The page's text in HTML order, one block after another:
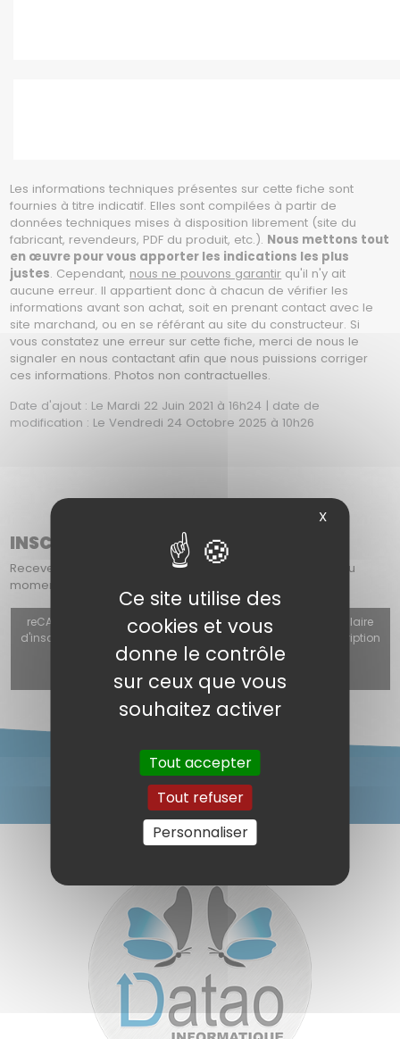
Les informations techniques présentes sur cette fiche sont
fournies à titre indicatif. Elles sont compilées à partir de
données techniques mises à disposition librement (site du
fabricant, revendeurs, PDF du produit, etc.). Nous mettons tout
en œuvre pour vous apporter les indications les plus
justes. Cependant, nous ne pouvons garantir qu'il n'y ait
aucune erreur. Il appartient donc à chacun de vérifier les
informations avant son achat, soit en prenant contact avec le
site marchand, ou en se référant au site du constructeur. Si
vous constatez une erreur sur cette fiche, merci de nous le
signaler en nous contactant afin que nous puissions corriger
ces informations. Photos non contractuelles.
Date d'ajout : Le Mardi 22 Juin 2021 à 16h24 | date de
modification : Le Vendredi 24 Octobre 2025 à 10h26
INSCRIPTION À NOTRE NEWSLETTER
Recevez chaque mois dans votre boîte mail : les offres du
moment, les nouveautés et nos actualités.
reCAPTCHA v3 (Autorisation obligatoire pour utiliser le formulaire
d'inscription, le formulaire de contact ou le formulaire d'inscription
à la newsletter) est désactivé.
X
Ce site utilise des
cookies et vous
donne le contrôle
sur ceux que vous
souhaitez activer
Tout accepter
Tout refuser
Personnaliser